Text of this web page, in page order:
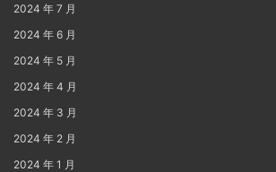
2024 年 7 月
2024 年 6 月
2024 年 5 月
2024 年 4 月
2024 年 3 月
2024 年 2 月
2024 年 1 月